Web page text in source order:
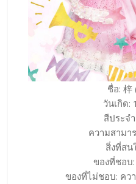
ชื่อ: 梓
วันเกิด:
สีประจ
ความสามา
สิ่งที่สน
ของที่ชอบ
ของที่ไม่ชอบ: คว